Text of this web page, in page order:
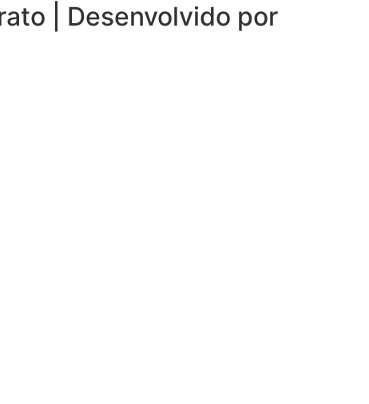
| Desenvolvido por